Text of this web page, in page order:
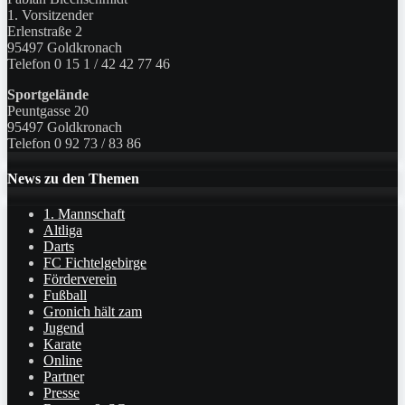
1. Vorsitzender
Erlenstraße 2
95497 Goldkronach
Telefon 0 15 1 / 42 42 77 46
Sportgelände
Peuntgasse 20
95497 Goldkronach
Telefon 0 92 73 / 83 86
News zu den Themen
1. Mannschaft
Altliga
Darts
FC Fichtelgebirge
Förderverein
Fußball
Gronich hält zam
Jugend
Karate
Online
Partner
Presse